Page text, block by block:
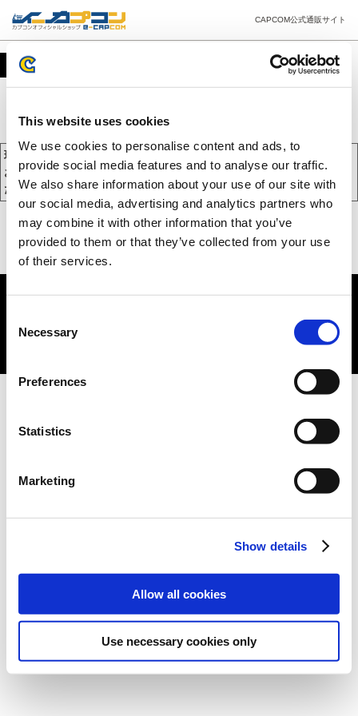
This website uses cookies
We use cookies to personalise content and ads, to
provide social media features and to analyse our traffic.
We also share information about your use of our site with
our social media, advertising and analytics partners who
may combine it with other information that you’ve
provided to them or that they’ve collected from your use
of their services.
Selection
Necessary
Preferences
Statistics
Marketing
Show details
Allow all cookies
Use necessary cookies only
CAPCOM公式通販サイト
カート
現在、カートには商品が入っておりません。
お買い物を続けるには下の 「お買い物を続ける」 をクリックしてく
ださい。